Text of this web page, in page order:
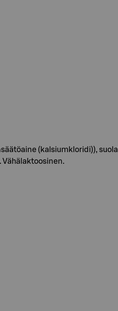
(kalsiumkloridi)),
Vähälaktoosinen.